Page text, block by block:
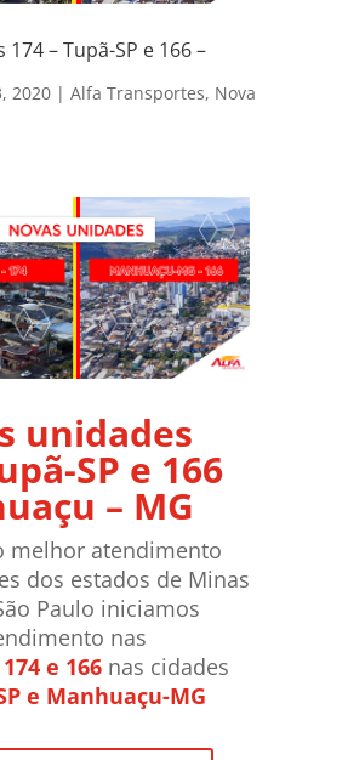
– Tupã-SP e 166 –
2020| Alfa Transportes, Nova
unidades
SP e 166
– MG
melhor atendimento
dos estados de Minas
Paulo iniciamos
nas
174 e 166 nas cidades
e Manhuaçu-MG